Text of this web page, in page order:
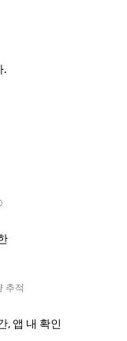
.
추적
, 앱 내 확인